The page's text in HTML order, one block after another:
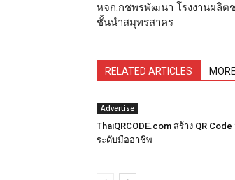
หจก.กชพรพัฒนา โรงงานผลิต
ชั้นนำสมุทรสาคร
RELATED ARTICLES
Advertise
ThaiQRCODE.com สร้าง QR Code
ระดับมืออาชีพ